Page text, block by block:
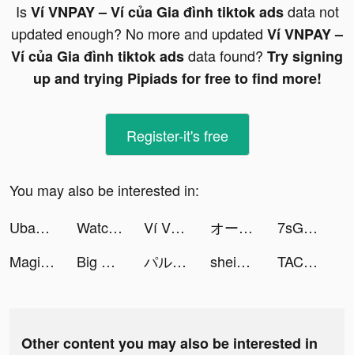
IsVí VNPAY – Ví của Gia đình tiktok adsdata not
updated enough? No more and updated Ví VNPAY –
Ví của Gia đình tiktok adsdata found? Try signing
up and trying Pipiads for free to find more!
Register-it's free
You may also be interested in:
Ubank Money App tiktok ads
Watch face_iwatchgalley tiktok ads Ví VNPAY – Ví của Gia đình tiktok ads オーディン：ヴァルハラ・ライジング tiktok ads
7sGood tiktok ads
Magic Voice Changer Pro tiktok ads
Big Farm: Mobile Harvest tiktok ads パルシィ tiktok ads shein_official tiktok ads TACO tiktok ads
Other content you may also be interested in